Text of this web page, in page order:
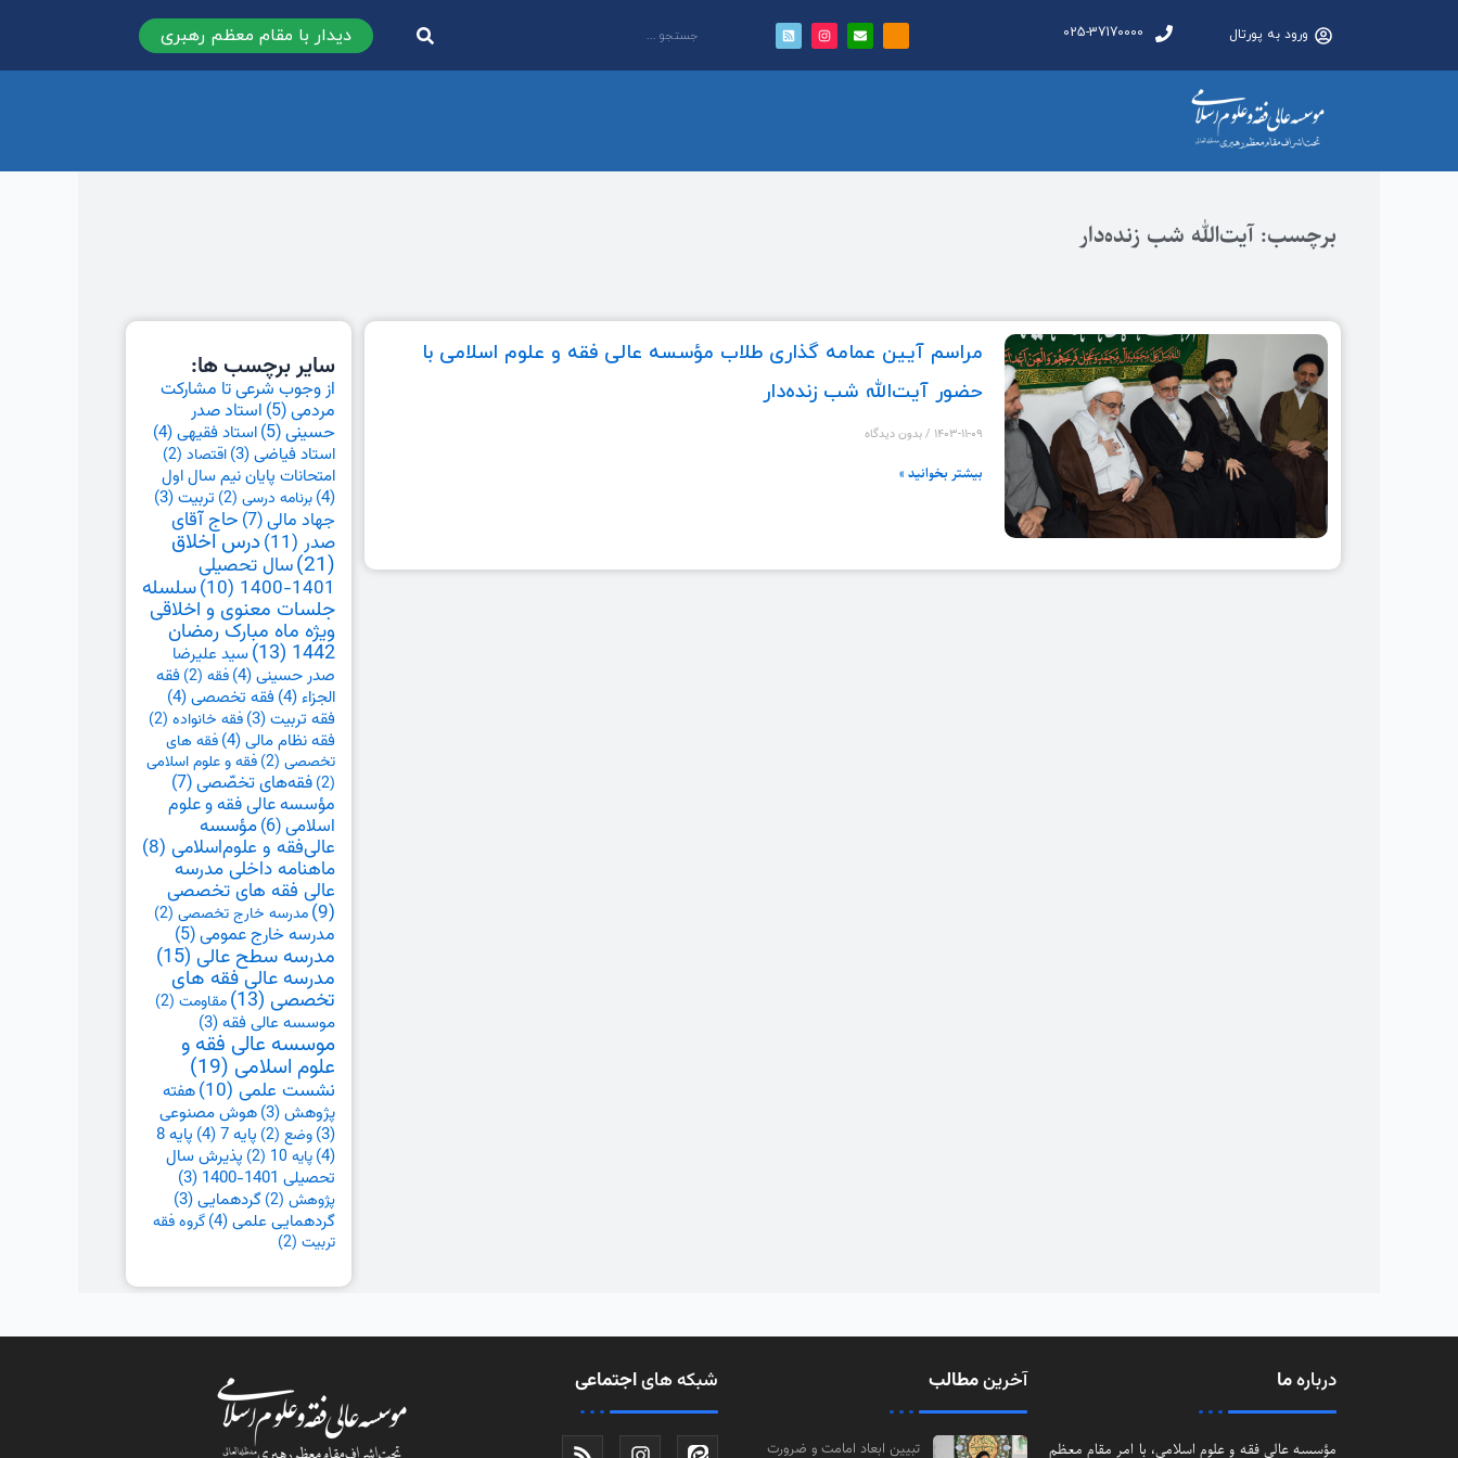
ورود به پورتال 025-37170000 دیدار با مقام معظم رهبری
برچسب: آیت‌الله شب زنده‌دار
مراسم آیین عمامه گذاری طلاب مؤسسه عالی فقه و علوم اسلامی با
حضور آیت‌الله شب زنده‌دار
۱۴۰۳-۱۱-۰۹ بدون دیدگاه
بیشتر بخوانید »
سایر برچسب ها:
از وجوب شرعی تا مشارکت
مردمی(5)
استاد صدر
حسینی(5) استاد فقیهی(4)
استاد فیاضی(3) اقتصاد (2)
امتحانات پایان نیم سال اول
(4)
برنامه درسی (2) تربیت(3)
جهاد مالی(7) حاج آقای
صدر (11) درس اخلاق
(21) سال تحصیلی
1401-1400
(10) سلسله
جلسات معنوی و اخلاقی
ویژه ماه مبارک رمضان
1442
(13)
سید علیرضا
صدر حسینی(4) فقه (2)
فقه
الجزاء(4) فقه تخصصی(4)
فقه تربیت(3) فقه خانواده (2)
فقه نظام مالی(4)
فقه های
تخصصی (2)
فقه و علوم اسلامی
(2)
فقه‌های تخصّصی(7)
مؤسسه عالی فقه و علوم
اسلامی(6) مؤسسه
عالی‌فقه و علوم‌اسلامی (8)
ماهنامه داخلی مدرسه
عالی فقه های تخصصی
(9) مدرسه خارج تخصصی (2)
مدرسه خارج عمومی(5)
مدرسه سطح عالی (15)
مدرسه عالی فقه های
تخصصی (13) مقاومت (2)
موسسه عالی فقه(3)
موسسه عالی فقه و
علوم اسلامی (19)
نشست علمی (10)
هفته
پژوهش(3)
هوش مصنوعی
(3)
وضع (2) پایه 7 (4)
پایه 8
(4)
پایه 10 (2)
پذیرش سال
تحصیلی 1401-1400
(3)
پژوهش (2) گردهمایی(3)
گردهمایی علمی(4)
گروه فقه
تربیت (2)
دربارهما
مؤسسه عالی فقه و علوم اسلامی، با امر مقام معظم
آخرینمطالب
تبیین ابعاد امامت و ضرورت
شبکه هایاجتماعی